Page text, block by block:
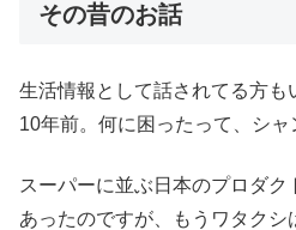
その昔のお話
生活情報として話されてる方も
10年前。何に困ったって、シャ
スーパーに並ぶ日本のプロダ
あったのですが、もうワタク